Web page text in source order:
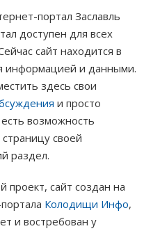
портал Заславль
доступен для всех
сайт находится в
информацией и данными.
здесь свои
и просто
возможность
страницу своей
раздел.
проект, сайт создан на
Колодищи Инфо,
и востребован у